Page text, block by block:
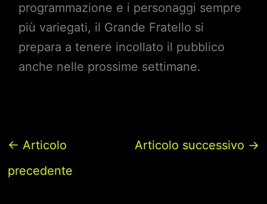
programmazione e i personaggi sempre
più variegati, il Grande Fratello si
prepara a tenere incollato il pubblico
anche nelle prossime settimane.
← Articolo
precedente
Articolo successivo →